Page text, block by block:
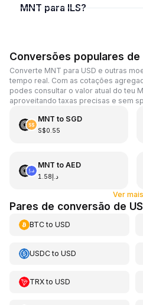
MNT para ILS?
Conversões populares de
Converte MNT para USD e outras
tempo real. Com as cotações
podes consultar o valor atual do teu
aproveitando taxas precisas e sem
MNT to SGD
S$0.55
MNT to AED
د.إ1.58
Ver mais
Pares de conversão de
BTCto USD
USDCto USD
TRXto USD